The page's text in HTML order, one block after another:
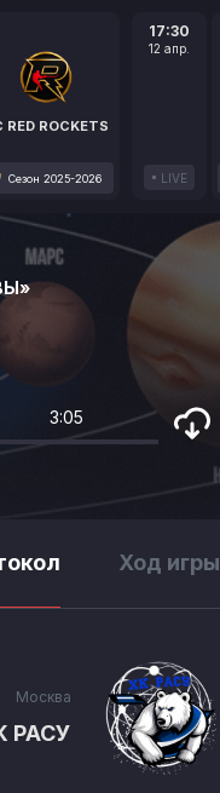
RED ROCKETS
Сезон 2025-2026
17:30
12 апр.
LIVE
3:05
Ход игры
Москва
РАСУ